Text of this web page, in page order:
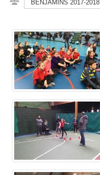
BENJAMINS 2017-2018